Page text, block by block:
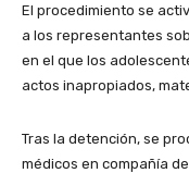
El procedimiento se
a los representantes
en el que los
actos inapropiados,
Tras la detención, se
médicos en compañía